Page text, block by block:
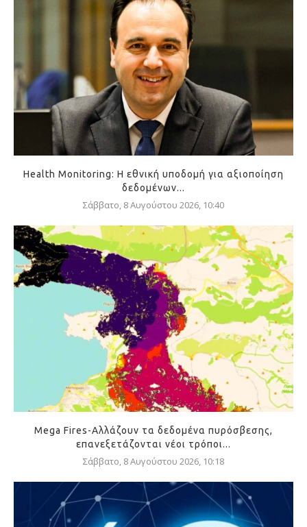
Health Monitoring: Η εθνική υποδομή για αξιοποίηση
δεδομένων...
Σάββατο, 8 Αυγούστου 2026, 10:40
Mega Fires-Αλλάζουν τα δεδομένα πυρόσβεσης,
επανεξετάζονται νέοι τρόποι...
Σάββατο, 8 Αυγούστου 2026, 10:18